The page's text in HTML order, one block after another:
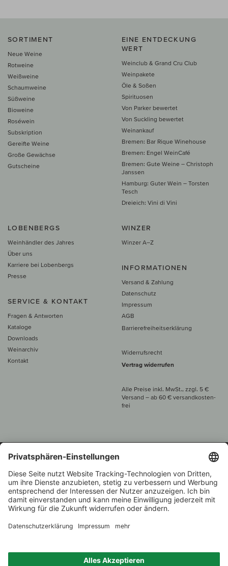
SORTIMENT
Neue Weine
Rotweine
Weißweine
Schaumweine
Süßweine
Bioweine
Roséwein
Subskription
Gereifte Weine
Große Gewächse
Gutscheine
EINE ENTDECKUNG
WERT
Weinclub & Grand Cru Club
Weinpakete
Öle & Soßen
Spirituosen
Von Parker bewertet
Von Suckling bewertet
Weinankauf
Bremen: Bar Rique Winehouse
Bremen: Engel WeinCafé
Bremen: Gute Weine – Christoph
Janssen
Hamburg: Guter Wein – Torsten
Tesch
Dreieich: Vini di Vini
LOBENBERGS
Weinhändler des Jahres
Über uns
Karriere bei Lobenbergs
Presse
SERVICE & KONTAKT
Fragen & Antworten
Kataloge
Downloads
Weinarchiv
Kontakt
WINZER
Winzer A–Z
INFORMATIONEN
Versand & Zahlung
Datenschutz
Impressum
AGB
Barrierefreiheitserklärung
Widerrufsrecht
Vertrag widerrufen
Alle Preise inkl. MwSt., zzgl. 5 €
Versand – ab 60 € versand­kosten­
frei
Beratung unter
+49 421 696 797-0
1.000 Winzer –
Über 7.000 Weine
Weinhändler
des Jahres 2022